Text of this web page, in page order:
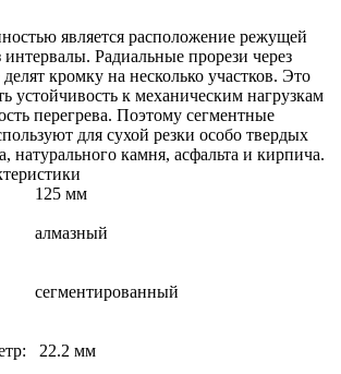
является расположение режущей
интервалы. Радиальные прорези через
кромку на несколько участков. Это
устойчивость к механическим нагрузкам
перегрева. Поэтому сегментные
для сухой резки особо твердых
натурального камня, асфальта и кирпича.
мм
22.2 мм